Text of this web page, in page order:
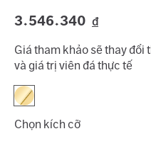
3.546.340 đ
Giá tham khảo sẽ thay đổi
và giá trị viên đá thực tế
Chọn kích cỡ